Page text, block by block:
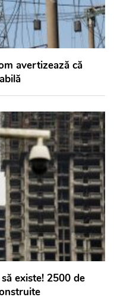
avertizează că
existe! 2500 de